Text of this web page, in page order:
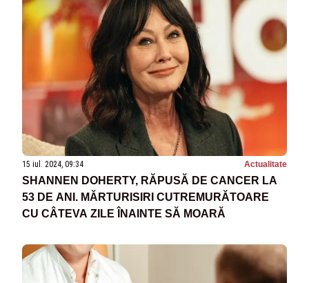
15 iul. 2024, 09:34 Actualitate
SHANNEN DOHERTY, RĂPUSĂ DE CANCER LA
53 DE ANI. MĂRTURISIRI CUTREMURĂTOARE
CU CÂTEVA ZILE ÎNAINTE SĂ MOARĂ